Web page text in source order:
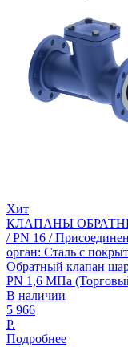
Хит
КЛАПАНЫ
/ PN 16 /
орган: Сталь с
Обратный клапан
PN 1,6 МПа
В наличии
5 966
Р.
Подробнее